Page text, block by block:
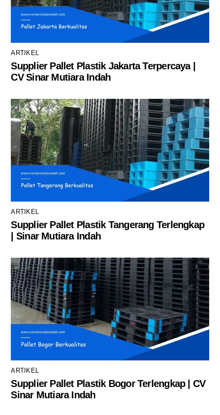
ARTIKEL
Supplier Pallet Plastik Jakarta Terpercaya |
CV Sinar Mutiara Indah
ARTIKEL
Supplier Pallet Plastik Tangerang Terlengkap
| Sinar Mutiara Indah
ARTIKEL
Supplier Pallet Plastik Bogor Terlengkap | CV
Sinar Mutiara Indah